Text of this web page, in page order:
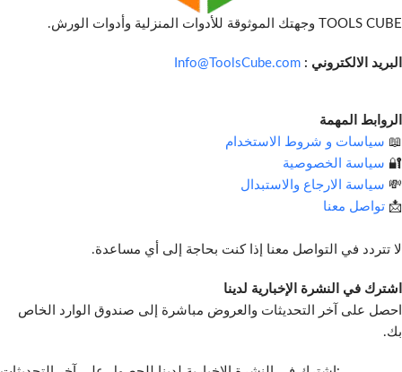
TOOLS CUBE وجهتك الموثوقة للأدوات المنزلية وأدوات الورش.
البريد الالكتروني : Info@ToolsCube.com
الروابط المهمة
📖 سياسات و شروط الاستخدام
🔐 سياسة الخصوصية
💸 سياسة الارجاع والاستبدال
📩 تواصل معنا
لا تتردد في التواصل معنا إذا كنت بحاجة إلى أي مساعدة.
اشترك في النشرة الإخبارية لدينا
احصل على آخر التحديثات والعروض مباشرة إلى صندوق الوارد الخاص
بك.